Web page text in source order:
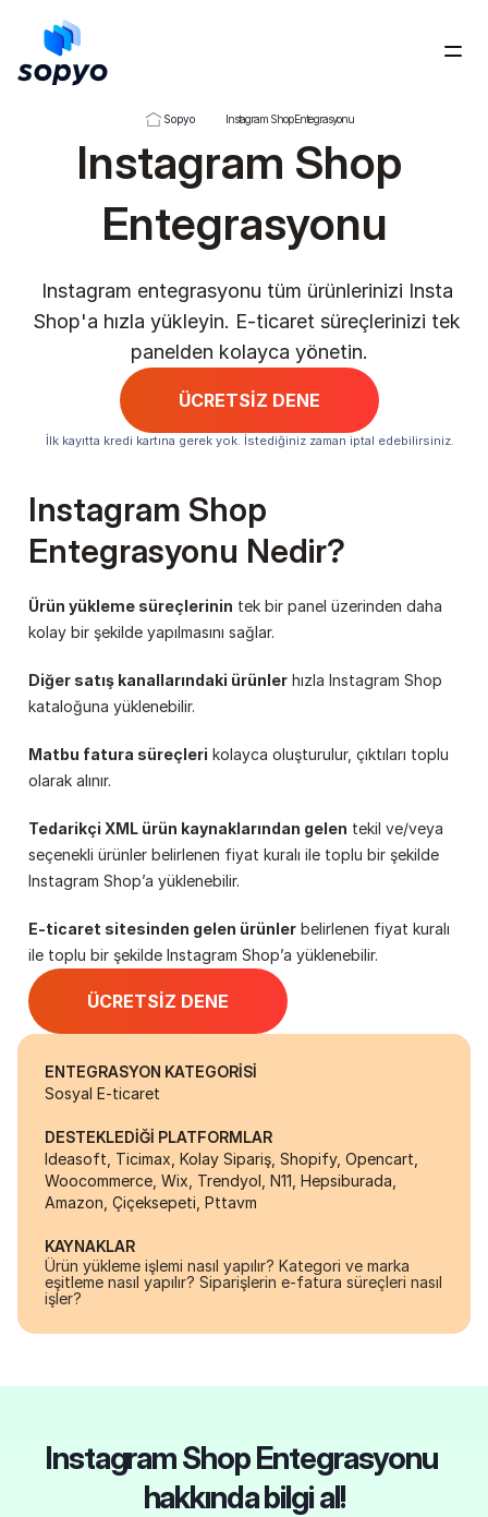
Sopyo Instagram Shop Entegrasyonu
Instagram Shop
Entegrasyonu
Instagram entegrasyonu tüm ürünlerinizi Insta
Shop'a hızla yükleyin. E-ticaret süreçlerinizi tek
panelden kolayca yönetin.
ÜCRETSİZ DENE
İlk kayıtta kredi kartına gerek yok. İstediğiniz zaman iptal edebilirsiniz.
Instagram Shop
Entegrasyonu Nedir?
Ürün yükleme süreçlerinin tek bir panel üzerinden daha
kolay bir şekilde yapılmasını sağlar.
Diğer satış kanallarındaki ürünler hızla Instagram Shop
kataloğuna yüklenebilir.
Matbu fatura süreçleri kolayca oluşturulur, çıktıları toplu
olarak alınır.
Tedarikçi XML ürün kaynaklarından gelen tekil ve/veya
seçenekli ürünler belirlenen fiyat kuralı ile toplu bir şekilde
Instagram Shop’a yüklenebilir.
E-ticaret sitesinden gelen ürünler belirlenen fiyat kuralı
ile toplu bir şekilde Instagram Shop’a yüklenebilir.
ÜCRETSİZ DENE
ENTEGRASYON KATEGORİSİ
Sosyal E-ticaret
DESTEKLEDİĞİ PLATFORMLAR
Ideasoft, Ticimax, Kolay Sipariş, Shopify, Opencart,
Woocommerce, Wix, Trendyol, N11, Hepsiburada,
Amazon, Çiçeksepeti, Pttavm
KAYNAKLAR
Ürün yükleme işlemi nasıl yapılır? Kategori ve marka
eşitleme nasıl yapılır? Siparişlerin e-fatura süreçleri nasıl
işler?
Instagram Shop Entegrasyonu
hakkında bilgi al!